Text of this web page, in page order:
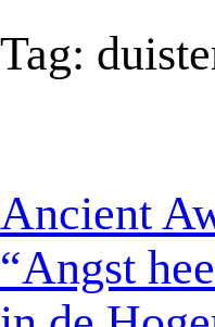
Tag:
Ancient
“Angst